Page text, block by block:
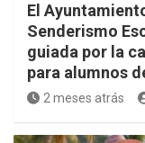
El
Senderismo
guiada por la
para alumnos
2 meses atrás